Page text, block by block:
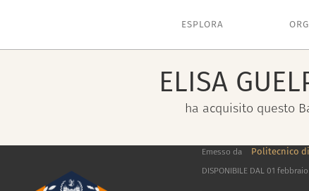
ESPLORA
ELISA
ha acquisito questo
Emesso da Politecnico
DISPONIBILE DAL 01